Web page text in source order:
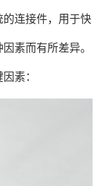
连接件，用于快
素而有所差异。
素：